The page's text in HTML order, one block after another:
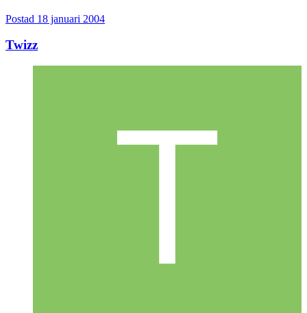
Postad 18 januari 2004
Twizz